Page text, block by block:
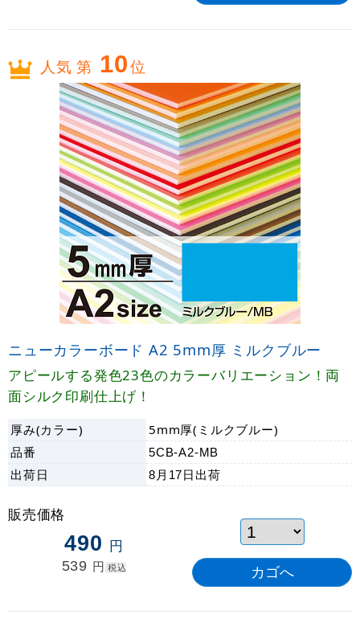
人気 第 10位
ニューカラーボード A2 5mm厚 ミルクブルー
アピールする発色23色のカラーバリエーション！両
面シルク印刷仕上げ！
厚み(カラー)
5mm厚(ミルクブルー)
品番
5CB-A2-MB
出荷日 8月17日 出荷
販売価格
490 円
539 円 税込